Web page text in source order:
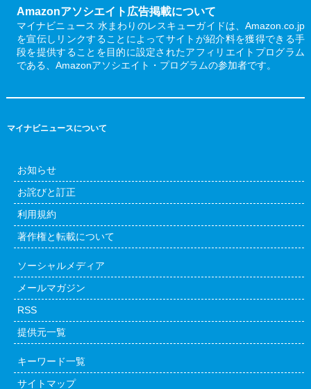
Amazonアソシエイト広告掲載について
マイナビニュース 水まわりのレスキューガイドは、Amazon.co.jp
を宣伝しリンクすることによってサイトが紹介料を獲得できる手
段を提供することを目的に設定されたアフィリエイトプログラム
である、Amazonアソシエイト・プログラムの参加者です。
マイナビニュースについて
お知らせ
お詫びと訂正
利用規約
著作権と転載について
ソーシャルメディア
メールマガジン
RSS
提供元一覧
キーワード一覧
サイトマップ